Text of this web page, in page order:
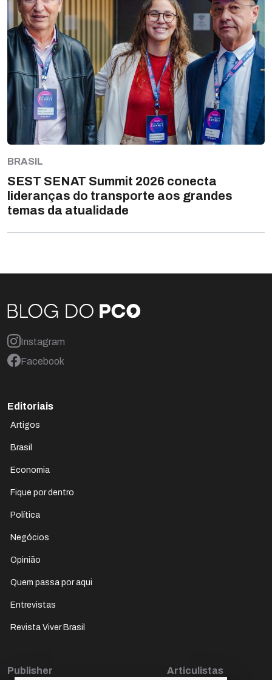
BRASIL
SEST SENAT Summit 2026 conecta
lideranças do transporte aos grandes
temas da atualidade
Instagram
Facebook
Editoriais
Artigos
Brasil
Economia
Fique por dentro
Política
Negócios
Opinião
Quem passa por aqui
Entrevistas
Revista Viver Brasil
Publisher Articulistas